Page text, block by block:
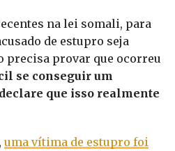
na lei somali, para
de estupro seja
precisa provar que ocorreu
se conseguir um
que isso realmente
uma vítima de estupro foi